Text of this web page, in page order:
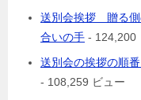
送別会挨拶 贈る側
合いの手 - 124,200
送別会の挨拶の順
- 108,259 ビュー